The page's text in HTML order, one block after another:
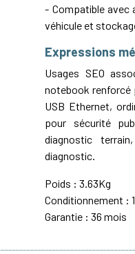
- Compatible avec
véhicule et
Expressions
Usages SEO
notebook renforcé
USB Ethernet,
pour sécurité
diagnostic
diagnostic.
Poids : 3.63Kg
Conditionnement :
Garantie : 36 mois